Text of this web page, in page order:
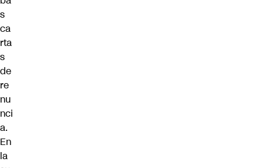
s
ca
rta
s
de
re
nu
nci
a.
En
la